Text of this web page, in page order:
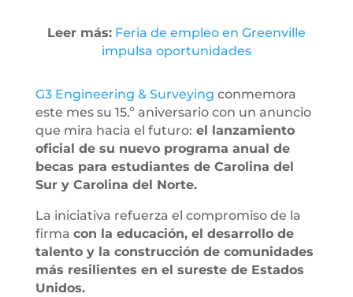
Leer más: Feria de empleo en Greenville
impulsa oportunidades
G3 Engineering & Surveying conmemora
este mes su 15.º aniversario con un anuncio
que mira hacia el futuro: el lanzamiento
oficial de su nuevo programa anual de
becas para estudiantes de Carolina del
Sur y Carolina del Norte.
La iniciativa refuerza el compromiso de la
firma con la educación, el desarrollo de
talento y la construcción de comunidades
más resilientes en el sureste de Estados
Unidos.